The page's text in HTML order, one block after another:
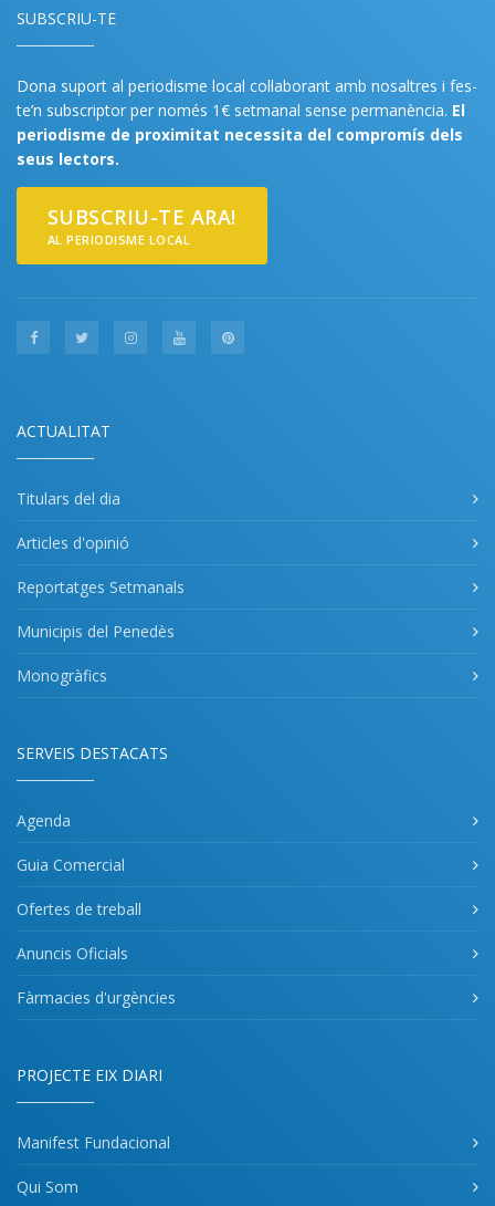
SUBSCRIU-TE
Dona suport al periodisme local col·laborant amb nosaltres i fes-
te’n subscriptor per només 1€ setmanal sense permanència. El
periodisme de proximitat necessita del compromís dels
seus lectors.
SUBSCRIU-TE ARA!
AL PERIODISME LOCAL
ACTUALITAT
Titulars del dia
Articles d'opinió
Reportatges Setmanals
Municipis del Penedès
Monogràfics
SERVEIS DESTACATS
Agenda
Guia Comercial
Ofertes de treball
Anuncis Oficials
Fàrmacies d'urgències
PROJECTE EIX DIARI
Manifest Fundacional
Qui Som